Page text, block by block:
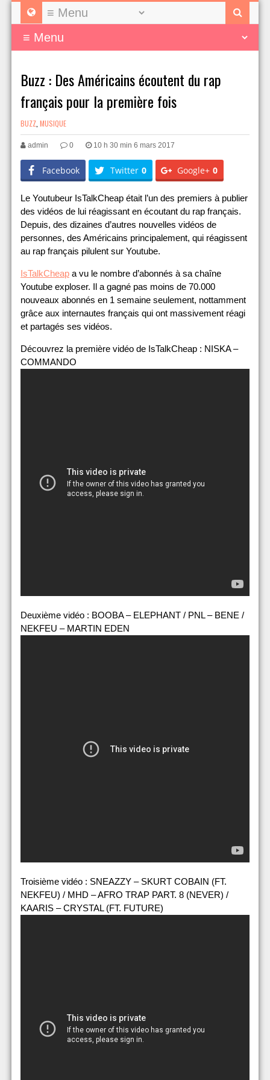
Buzz : Des Américains écoutent du rap
français pour la première fois
BUZZ MUSIQUE
admin 0 10 h 30 min 6 mars 2017
Facebook Twitter 0 Google+ 0
Le Youtubeur IsTalkCheap était l’un des premiers à publier
des vidéos de lui réagissant en écoutant du rap français.
Depuis, des dizaines d’autres nouvelles vidéos de
personnes, des Américains principalement, qui réagissent
au rap français pilulent sur Youtube.
IsTalkCheap a vu le nombre d’abonnés à sa chaîne
Youtube exploser. Il a gagné pas moins de 70.000
nouveaux abonnés en 1 semaine seulement, nottamment
grâce aux internautes français qui ont massivement réagi
et partagés ses vidéos.
Découvrez la première vidéo de IsTalkCheap : NISKA –
COMMANDO
Deuxième vidéo : BOOBA – ELEPHANT / PNL – BENE /
NEKFEU – MARTIN EDEN
Troisième vidéo : SNEAZZY – SKURT COBAIN (FT.
NEKFEU) / MHD – AFRO TRAP PART. 8 (NEVER) /
KAARIS – CRYSTAL (FT. FUTURE)